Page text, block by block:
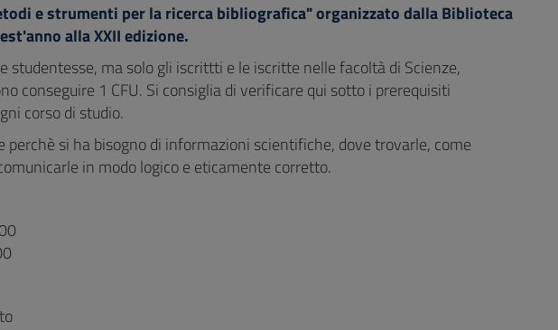
e strumenti per la ricerca bibliografica" organizzato dalla Biblioteca
alla XXII edizione.
ma solo gli iscrittti e le iscritte nelle facoltà di Scienze,
conseguire 1 CFU. Si consiglia di verificare qui sotto i prerequisiti
corso di studio.
si ha bisogno di informazioni scientifiche, dove trovarle, come
in modo logico e eticamente corretto.